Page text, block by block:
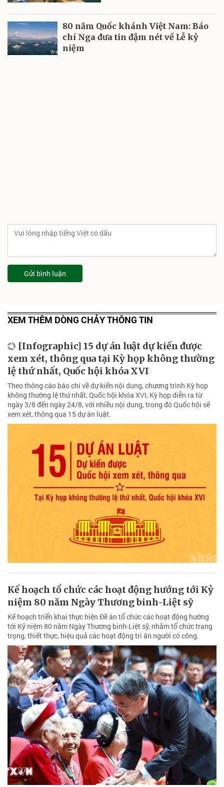
80 năm Quốc khánh Việt Nam: Báo
chí Nga đưa tin đậm nét về Lễ kỷ
niệm
Gửi bình luận
XEM THÊM DÒNG CHẢY THÔNG TIN
[Infographic] 15 dự án luật dự kiến được
xem xét, thông qua tại Kỳ họp không thường
lệ thứ nhất, Quốc hội khóa XVI
Theo thông cáo báo chí về dự kiến nội dung, chương trình Kỳ họp
không thường lệ thứ nhất, Quốc hội khóa XVI, Kỳ họp diễn ra từ
ngày 3/8 đến ngày 24/8, với nhiều nội dung, trong đó Quốc hội sẽ
xem xét, thông qua 15 dự án luật.
Kế hoạch tổ chức các hoạt động hướng tới Kỷ
niệm 80 năm Ngày Thương binh-Liệt sỹ
Kế hoạch triển khai thực hiện Đề án tổ chức các hoạt động hướng
tới Kỷ niệm 80 năm Ngày Thương binh-Liệt sỹ, nhằm tổ chức trang
trọng, thiết thực, hiệu quả các hoạt động tri ân người có công.